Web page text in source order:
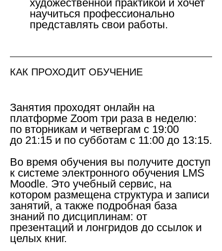
художественной практикой и хочет
научиться профессионально
представлять свои работы.
КАК ПРОХОДИТ ОБУЧЕНИЕ
Занятия проходят онлайн на
платформе Zoom три раза в неделю:
по вторникам и четвергам с 19:00
до 21:15 и по субботам с 11:00 до 13:15.
Во время обучения вы получите доступ
к системе электронного обучения LMS
Moodle. Это учебный сервис, на
котором размещена структура и записи
занятий, а также подробная база
знаний по дисциплинам: от
презентаций и лонгридов до ссылок и
целых книг.